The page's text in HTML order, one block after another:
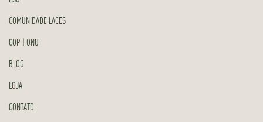
COMUNIDADE LACES
COP | ONU
BLOG
LOJA
CONTATO